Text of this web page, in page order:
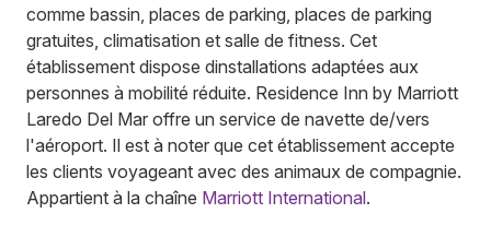
comme bassin, places de parking, places de parking
gratuites, climatisation et salle de fitness. Cet
établissement dispose dinstallations adaptées aux
personnes à mobilité réduite. Residence Inn by Marriott
Laredo Del Mar offre un service de navette de/vers
l'aéroport. Il est à noter que cet établissement accepte
les clients voyageant avec des animaux de compagnie.
Appartient à la chaîne Marriott International.